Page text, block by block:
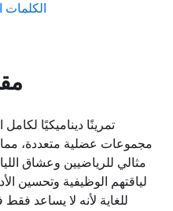
الكلمات
مجموعات عضلية متعددة، مما
مثالي للرياضيين وعشاق
لياقتهم الوظيفية وتحسين
للغاية لأنه لا يساعد